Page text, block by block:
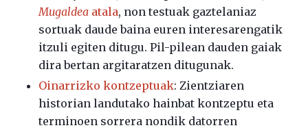
Mugaldea atala, non testuak gaztelaniaz
sortuak daude baina euren interesarengatik
itzuli egiten ditugu. Pil-pilean dauden gaiak
dira bertan argitaratzen ditugunak.
Oinarrizko kontzeptuak: Zientziaren
historian landutako hainbat kontzeptu eta
terminoen sorrera nondik datorren